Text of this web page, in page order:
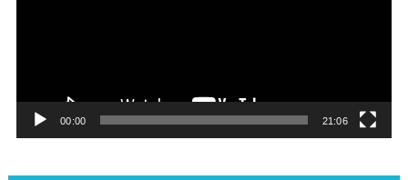
00:00 21:06